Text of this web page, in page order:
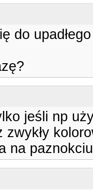
do upadłego
jeśli np
zwykły
na